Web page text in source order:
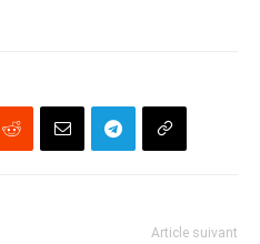
Article suivant